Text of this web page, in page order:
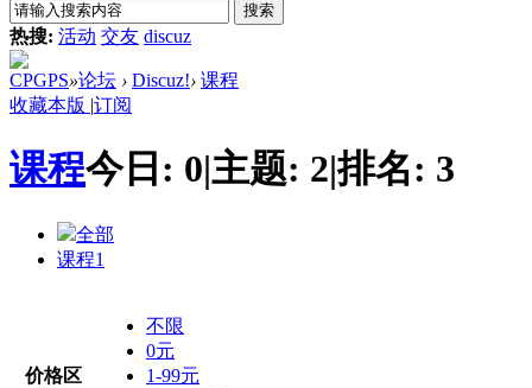
搜索
热搜: 活动 交友 discuz
CPGPS»论坛 › Discuz!› 课程
收藏本版 |订阅
课程今日: 0|主题: 2|排名: 3
全部
课程1
价格区
不限
0元
1-99元